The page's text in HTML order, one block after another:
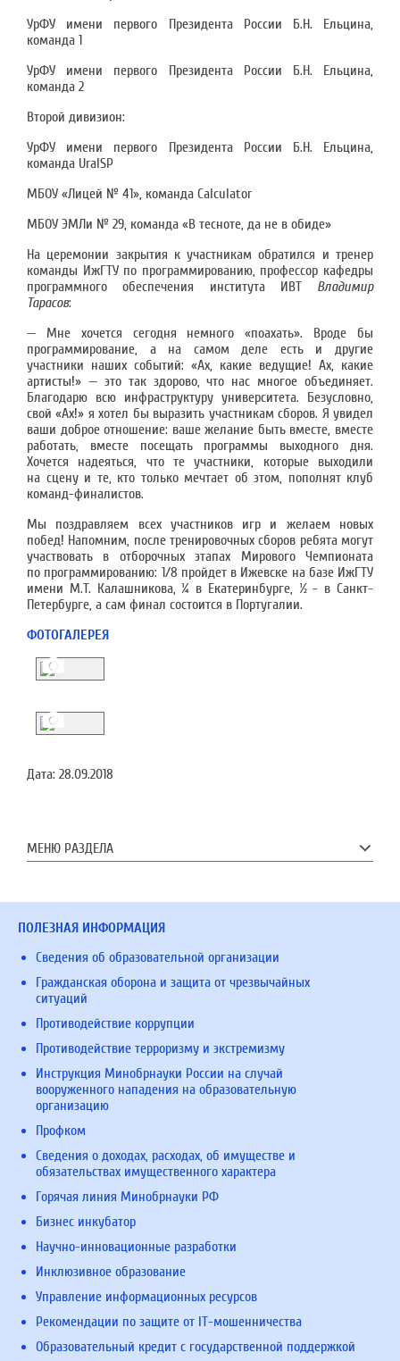
УрФУ имени первого Президента России Б.Н. Ельцина,
команда 1
УрФУ имени первого Президента России Б.Н. Ельцина,
команда 2
Второй дивизион:
УрФУ имени первого Президента России Б.Н. Ельцина,
команда UralSP
МБОУ «Лицей № 41», команда Calculator
МБОУ ЭМЛи № 29, команда «В тесноте, да не в обиде»
На церемонии закрытия к участникам обратился и тренер
команды ИжГТУ по программированию, профессор кафедры
программного обеспечения института ИВТ Владимир
Тарасов:
— Мне хочется сегодня немного «поахать». Вроде бы
программирование, а на самом деле есть и другие
участники наших событий: «Ах, какие ведущие! Ах, какие
артисты!» — это так здорово, что нас многое объединяет.
Благодарю всю инфраструктуру университета. Безусловно,
свой «Ах!» я хотел бы выразить участникам сборов. Я увидел
ваши доброе отношение: ваше желание быть вместе, вместе
работать, вместе посещать программы выходного дня.
Хочется надеяться, что те участники, которые выходили
на сцену и те, кто только мечтает об этом, пополнят клуб
команд-финалистов.
Мы поздравляем всех участников игр и желаем новых
побед! Напомним, после тренировочных сборов ребята могут
участвовать в отборочных этапах Мирового Чемпионата
по программированию: 1/8 пройдет в Ижевске на базе ИжГТУ
имени М.Т. Калашникова, ¼ в Екатеринбурге, ½ - в Санкт-
Петербурге, а сам финал состоится в Португалии.
ФОТОГАЛЕРЕЯ
Дата: 28.09.2018
МЕНЮ РАЗДЕЛА
ПОЛЕЗНАЯ ИНФОРМАЦИЯ
Сведения об образовательной организации
Гражданская оборона и защита от чрезвычайных
ситуаций
Противодействие коррупции
Противодействие терроризму и экстремизму
Инструкция Минобрнауки России на случай
вооруженного нападения на образовательную
организацию
Профком
Сведения о доходах, расходах, об имуществе и
обязательствах имущественного характера
Горячая линия Минобрнауки РФ
Бизнес инкубатор
Научно-инновационные разработки
Инклюзивное образование
Управление информационных ресурсов
Рекомендации по защите от IT-мошенничества
Образовательный кредит с государственной поддержкой